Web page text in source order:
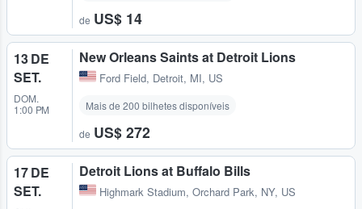
de US$ 14
13 DE
SET.
DOM.
1:00 PM
New Orleans Saints at Detroit Lions
Ford Field, Detroit, MI, US
Mais de 200 bilhetes disponíveis
de US$ 272
17 DE
SET.
Detroit Lions at Buffalo Bills
Highmark Stadium, Orchard Park, NY, US